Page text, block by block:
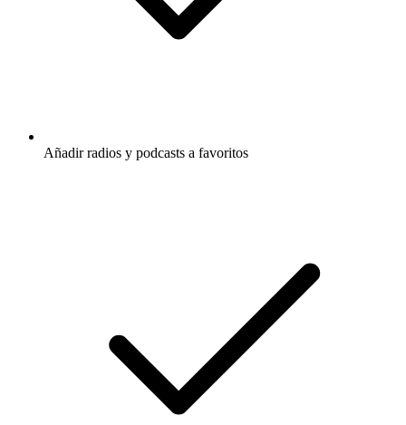
Añadir radios y podcasts a favoritos